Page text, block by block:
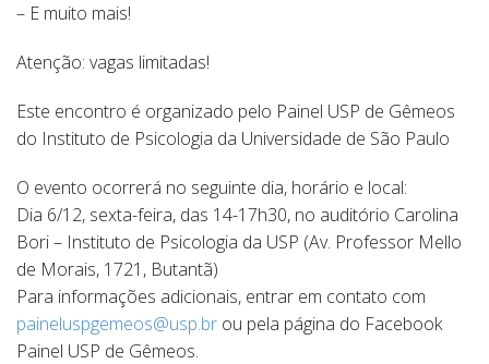
– E muito mais!
Atenção: vagas limitadas!
Este encontro é organizado pelo Painel USP de Gêmeos
do Instituto de Psicologia da Universidade de São Paulo
O evento ocorrerá no seguinte dia, horário e local:
Dia 6/12, sexta-feira, das 14-17h30, no auditório Carolina
Bori – Instituto de Psicologia da USP (Av. Professor Mello
de Morais, 1721, Butantã)
Para informações adicionais, entrar em contato com
paineluspgemeos@usp.br ou pela página do Facebook
Painel USP de Gêmeos.